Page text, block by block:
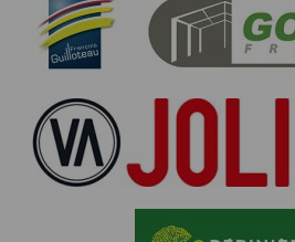
POLITIQUE
Nous
nous ne
nécessaire
vous